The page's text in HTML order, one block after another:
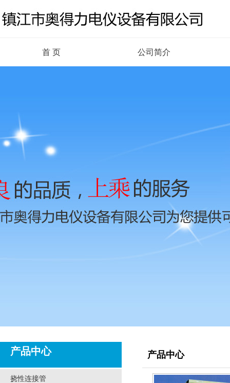
首 页 公司简介
产品中心
挠性连接管
产品中心